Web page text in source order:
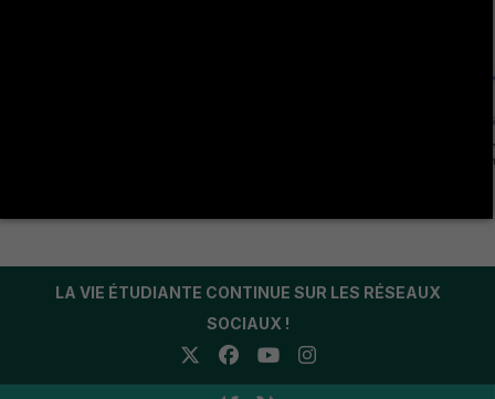
LA VIE ÉTUDIANTE CONTINUE SUR LES RÉSEAUX
SOCIAUX !